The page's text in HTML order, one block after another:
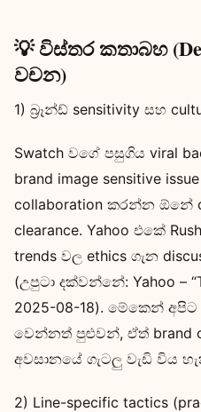
💡 විස්තර කතාබහ
වචන)
1) බ්‍රෑන්ඩ් sensitivity සහ
Swatch වගේ පසුගිය viral
brand image sensitive
collaboration කරන්න ඕනේ
clearance. Yahoo එකේ
trends වල ethics ගැන
(උපුටා දක්වන්නේ: Yahoo –
2025-08-18). මේකෙන් අපිට
වෙන්නත් පුළුවන්, ඒත් brand
අවසානයේ ගැටලු වැඩි විය
2) Line-specific tactics